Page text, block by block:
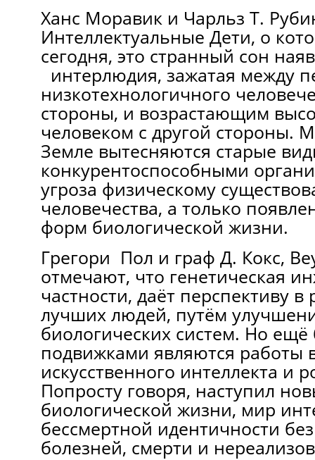
Ханс Моравик и Чарльз Т.
Интеллектуальные Дети, о
сегодня, это странный сон
интерлюдия, зажатая между
низкотехнологичного
стороны, и возрастающим
человеком с другой стороны.
Земле вытесняются старые
конкурентоспособными
угроза физическому
человечества, а только
форм биологической жизни.
Грегори Пол и граф Д. Кокс,
отмечают, что генетическая
частности, даёт перспективу в
лучших людей, путём
биологических систем. Но
подвижками являются работы
искусственного интеллекта и
Попросту говоря, наступил
биологической жизни, мир
бессмертной идентичности
болезней, смерти и